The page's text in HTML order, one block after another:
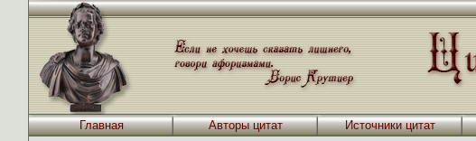
Главная Авторы цитат Источники цитат